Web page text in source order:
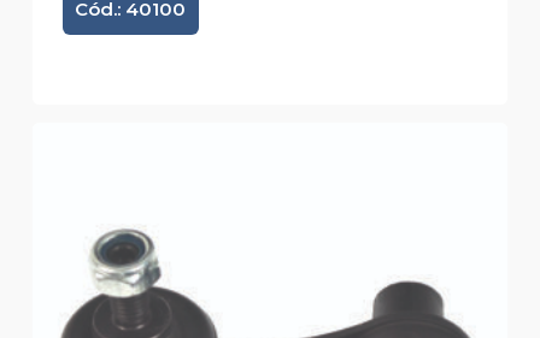
Cód.: 40100